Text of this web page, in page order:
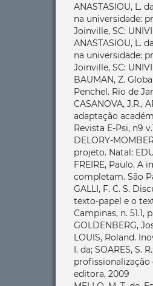
ANASTASIOU, L.
na universidade:
Joinville, SC:
ANASTASIOU, L.
na universidade:
Joinville, SC:
BAUMAN, Z.
Penchel. Rio de
CASANOVA, J.R.,
adaptação
Revista E-Psi, n9
DELORY-
projeto. Natal:
FREIRE, Paulo. A
completam. São
GALLI, F. C. S.
texto-papel e o
Campinas, n. 51.1,
GOLDENBERG,
LOUIS, Roland.
I. da; SOARES, S.
profissionalização
editora, 2009